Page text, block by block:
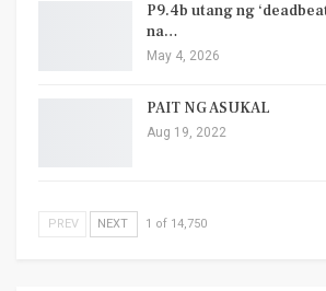
P9.4b utang ng
na…
May 4, 2026
PAIT NG ASUKAL
Aug 19, 2022
PREV NEXT 1 of 14,750